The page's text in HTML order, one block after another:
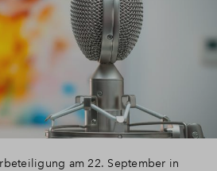
am 22. September in